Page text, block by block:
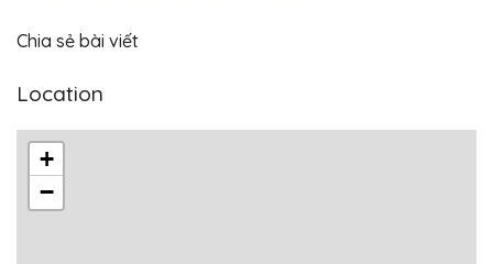
Chia sẻ bài viết
Location
+
−